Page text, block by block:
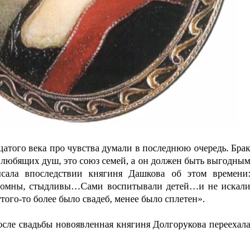
века про чувства думали в последнюю очередь. Брак
душ, это союз семей, а он должен быть выгодным
впоследствии княгиня Дашкова об этом времени:
стыдливы…Сами воспитывали детей…и не искали
то более было свадеб, менее было сплетен».
свадьбы новоявленная княгиня Долгорукова переехала